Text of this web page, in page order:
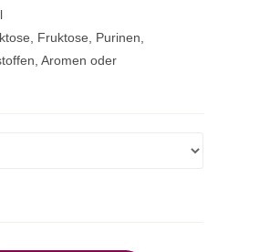
Fruktose, Purinen,
Aromen oder